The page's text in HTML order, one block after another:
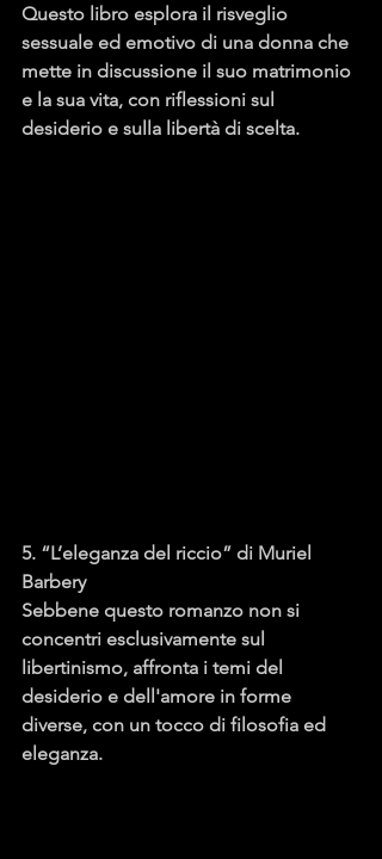
Questo libro esplora il risveglio
sessuale ed emotivo di una donna che
mette in discussione il suo matrimonio
e la sua vita, con riflessioni sul
desiderio e sulla libertà di scelta.
5. “L’eleganza del riccio” di Muriel
Barbery
Sebbene questo romanzo non si
concentri esclusivamente sul
libertinismo, affronta i temi del
desiderio e dell'amore in forme
diverse, con un tocco di filosofia ed
eleganza.